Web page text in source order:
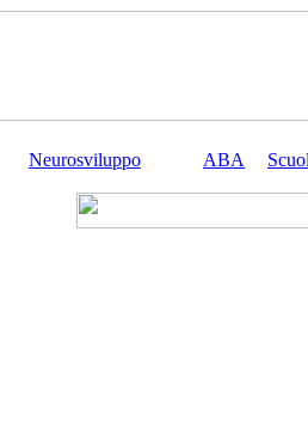
Neurosviluppo ABA